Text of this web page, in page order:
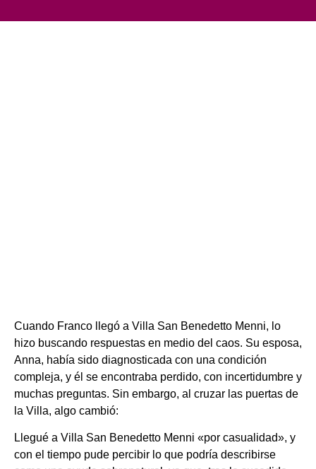
Cuando Franco llegó a Villa San Benedetto Menni, lo
hizo buscando respuestas en medio del caos. Su esposa,
Anna, había sido diagnosticada con una condición
compleja, y él se encontraba perdido, con incertidumbre y
muchas preguntas. Sin embargo, al cruzar las puertas de
la Villa, algo cambió:
Llegué a Villa San Benedetto Menni «por casualidad», y
con el tiempo pude percibir lo que podría describirse